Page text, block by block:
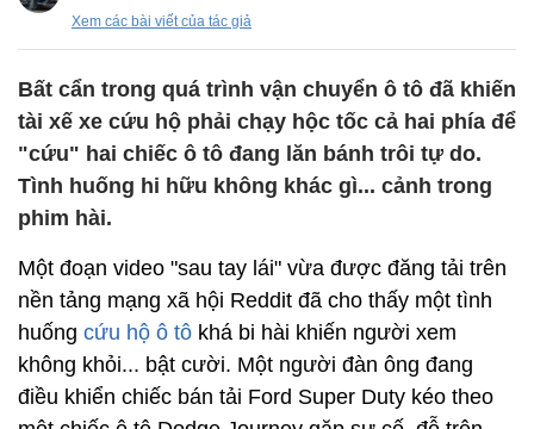
Xem các bài viết của tác giả
Bất cẩn trong quá trình vận chuyển ô tô đã khiến
tài xế xe cứu hộ phải chạy hộc tốc cả hai phía để
"cứu" hai chiếc ô tô đang lăn bánh trôi tự do.
Tình huống hi hữu không khác gì... cảnh trong
phim hài.
Một đoạn video "sau tay lái" vừa được đăng tải trên
nền tảng mạng xã hội Reddit đã cho thấy một tình
huống cứu hộ ô tô khá bi hài khiến người xem
không khỏi... bật cười. Một người đàn ông đang
điều khiển chiếc bán tải Ford Super Duty kéo theo